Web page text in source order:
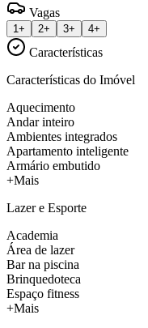
Vagas
1+ 2+ 3+ 4+
Características
Características do Imóvel
Aquecimento
Andar inteiro
Ambientes integrados
Apartamento inteligente
Armário embutido
+Mais
Lazer e Esporte
Academia
Área de lazer
Bar na piscina
Brinquedoteca
Espaço fitness
+Mais